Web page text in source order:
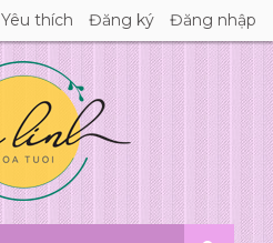
Yêu thích Đăng ký Đăng nhập